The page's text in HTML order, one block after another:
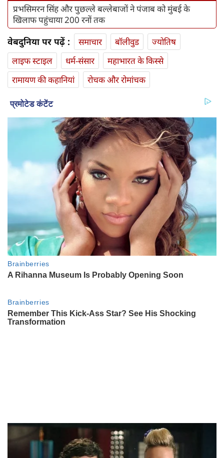
प्रभसिमरन सिंह और पुछल्ले बल्लेबाजों ने पंजाब को मुंबई के
खिलाफ पहुंचाया 200 रनों तक
वेबदुनिया पर पढ़ें : समाचार बॉलीवुड
ज्योतिष
लाइफ स्‍टाइल
धर्म-संसार
महाभारत के किस्से
रामायण की कहानियां
रोचक और रोमांचक